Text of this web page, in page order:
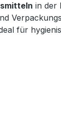
in der
für